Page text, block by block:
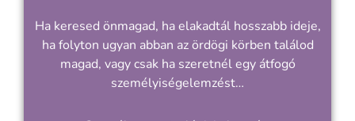
Ha keresed önmagad, ha elakadtál hosszabb ideje,
ha folyton ugyan abban az ördögi körben találod
magad, vagy csak ha szeretnél egy átfogó
személyiségelemzést…